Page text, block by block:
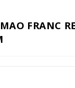
FRANC